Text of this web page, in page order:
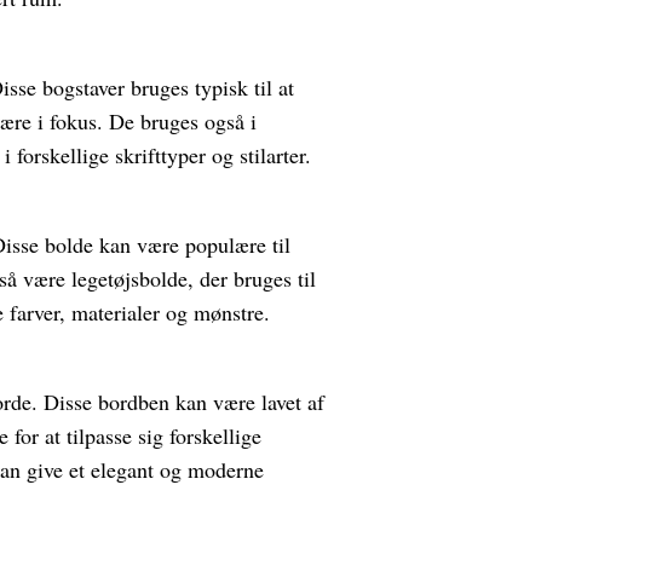
bogstaver bruges typisk til at
i fokus. De bruges også i
i forskellige skrifttyper og stilarter.
bolde kan være populære til
være legetøjsbolde, der bruges til
materialer og mønstre.
Disse bordben kan være lavet af
for at tilpasse sig forskellige
give et elegant og moderne